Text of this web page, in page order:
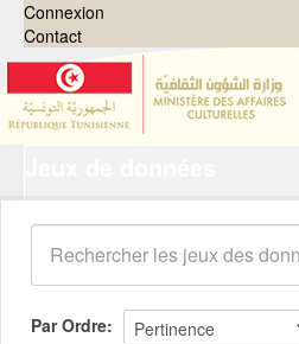
Connexion
Contact
Organisations
Groupes
Demandes 0
À propos
Par Ordre